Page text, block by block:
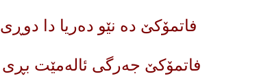
فاتمۆکێ دە نێو دەریا دا دوڕی
فاتمۆکێ جەرگی ئالەمێت بڕی